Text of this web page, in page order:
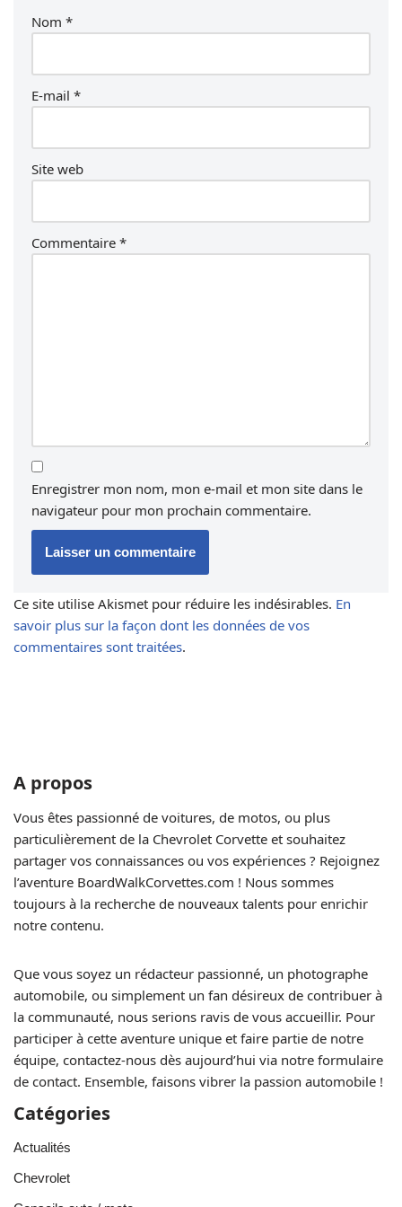
Nom *
E-mail *
Site web
Commentaire *
Enregistrer mon nom, mon e-mail et mon site dans le
navigateur pour mon prochain commentaire.
Ce site utilise Akismet pour réduire les indésirables. En
savoir plus sur la façon dont les données de vos
commentaires sont traitées.
A propos
Vous êtes passionné de voitures, de motos, ou plus
particulièrement de la Chevrolet Corvette et souhaitez
partager vos connaissances ou vos expériences ? Rejoignez
l’aventure BoardWalkCorvettes.com ! Nous sommes
toujours à la recherche de nouveaux talents pour enrichir
notre contenu.
Que vous soyez un rédacteur passionné, un photographe
automobile, ou simplement un fan désireux de contribuer à
la communauté, nous serions ravis de vous accueillir. Pour
participer à cette aventure unique et faire partie de notre
équipe, contactez-nous dès aujourd’hui via notre formulaire
de contact. Ensemble, faisons vibrer la passion automobile !
Catégories
Actualités
Chevrolet